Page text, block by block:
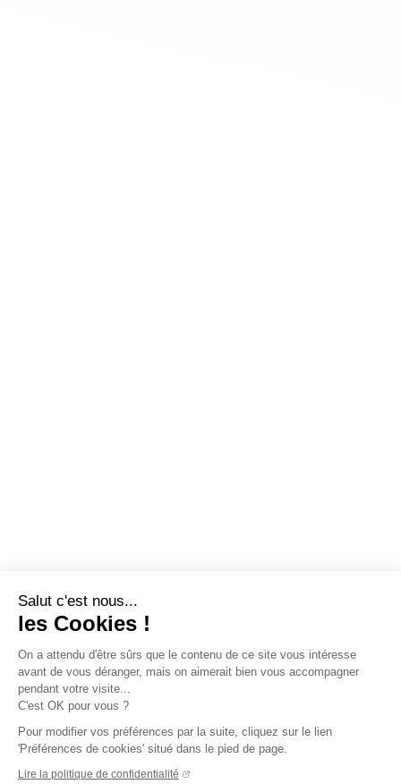
Salut c'est nous...
les Cookies !
On a attendu d'être sûrs que le contenu de ce site vous intéresse
avant de vous déranger, mais on aimerait bien vous accompagner
pendant votre visite...
C'est OK pour vous ?
Pour modifier vos préférences par la suite, cliquez sur le lien
'Préférences de cookies' situé dans le pied de page.
Lire la politique de confidentialité